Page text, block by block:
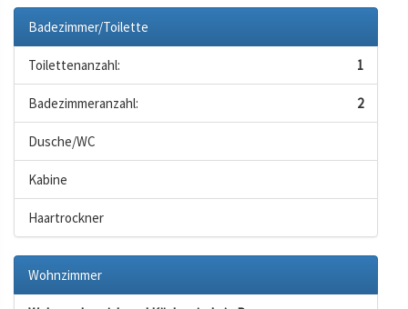
Badezimmer/Toilette
Toilettenanzahl: 1
Badezimmeranzahl: 2
Dusche/WC
Kabine
Haartrockner
Wohnzimmer